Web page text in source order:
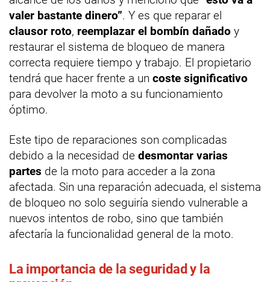
valer bastante dinero”. Y es que reparar el
clausor roto, reemplazar el bombín dañado y
restaurar el sistema de bloqueo de manera
correcta requiere tiempo y trabajo. El propietario
tendrá que hacer frente a un coste significativo
para devolver la moto a su funcionamiento
óptimo.
Este tipo de reparaciones son complicadas
debido a la necesidad de desmontar varias
partes de la moto para acceder a la zona
afectada. Sin una reparación adecuada, el sistema
de bloqueo no solo seguiría siendo vulnerable a
nuevos intentos de robo, sino que también
afectaría la funcionalidad general de la moto.
La importancia de la seguridad y la